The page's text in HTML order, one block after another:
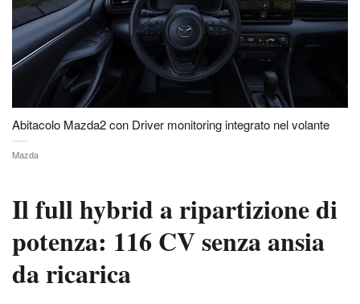
Abitacolo Mazda2 con Driver monitoring integrato nel volante
Mazda
Il full hybrid a ripartizione di
potenza: 116 CV senza ansia
da ricarica